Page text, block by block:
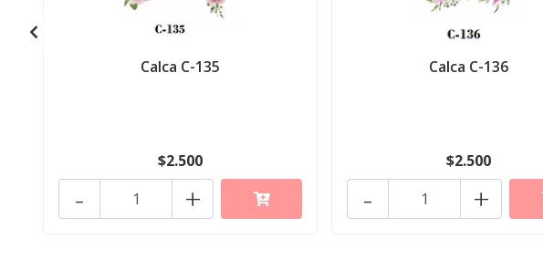
Calca C-135
$2.500
+
-
Calca C-136
$2.500
+
-